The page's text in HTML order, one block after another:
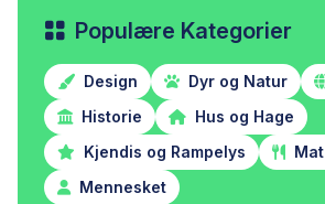
Populære Kategorier
Design Dyr og Natur
Historie
Hus og Hage
Kjendis og Rampelys
Mennesket